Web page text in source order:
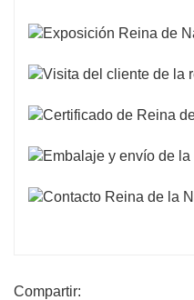
Compartir: